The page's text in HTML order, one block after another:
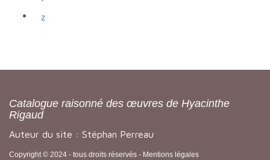
z
Catalogue raisonné des œuvres de Hyacinthe
Rigaud
Auteur du site : Stéphan Perreau
Copyright © 2024 - tous droits réservés - Mentions légales